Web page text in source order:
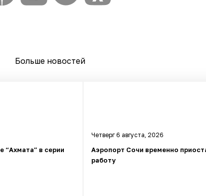
Больше новостей
“Ахмата” в серии
Четверг 6 августа, 2026
Аэропорт Сочи временно
работу